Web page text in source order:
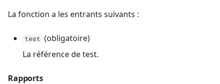
La fonction a les entrants suivants :
test (obligatoire)
La référence de test.
Rapports